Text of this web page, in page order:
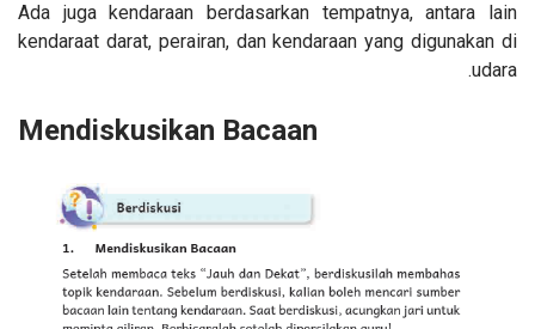
Ada juga kendaraan berdasarkan tempatnya, antara lain
kendaraat darat, perairan, dan kendaraan yang digunakan di
udara.
Mendiskusikan Bacaan